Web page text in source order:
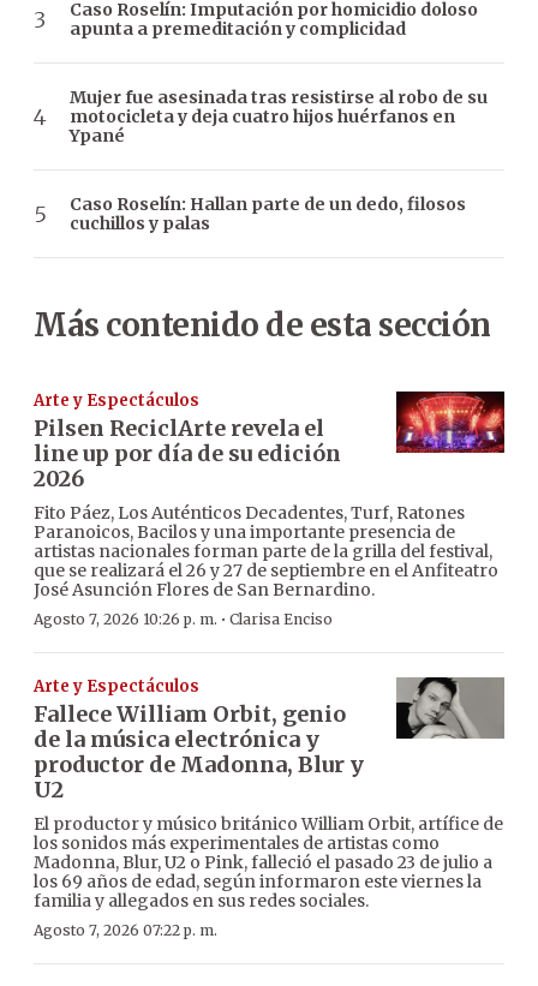
Caso Roselín: Imputación por homicidio doloso
apunta a premeditación y complicidad
Mujer fue asesinada tras resistirse al robo de su
motocicleta y deja cuatro hijos huérfanos en
Ypané
Caso Roselín: Hallan parte de un dedo, filosos
cuchillos y palas
Más contenido de esta sección
Arte y Espectáculos
Pilsen ReciclArte revela el
line up por día de su edición
2026
Fito Páez, Los Auténticos Decadentes, Turf, Ratones
Paranoicos, Bacilos y una importante presencia de
artistas nacionales forman parte de la grilla del festival,
que se realizará el 26 y 27 de septiembre en el Anfiteatro
José Asunción Flores de San Bernardino.
Agosto 7, 2026 10:26 p. m. · Clarisa Enciso
Arte y Espectáculos
Fallece William Orbit, genio
de la música electrónica y
productor de Madonna, Blur y
U2
El productor y músico británico William Orbit, artífice de
los sonidos más experimentales de artistas como
Madonna, Blur, U2 o Pink, falleció el pasado 23 de julio a
los 69 años de edad, según informaron este viernes la
familia y allegados en sus redes sociales.
Agosto 7, 2026 07:22 p. m.